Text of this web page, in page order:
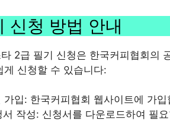
신청 방법 안내
2급 필기 신청은 한국커피협회의
게 신청할 수 있습니다:
가입: 한국커피협회 웹사이트에 가입
서 작성: 신청서를 다운로드하여 필